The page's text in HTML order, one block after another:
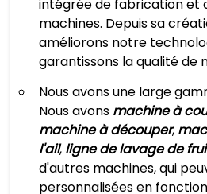
intégrée de fabrication et
machines. Depuis sa
améliorons notre
garantissons la qualité de
Nous avons une large
Nous avons machine à
machine à découper,
l'ail, ligne de lavage de
d'autres machines, qui
personnalisées en